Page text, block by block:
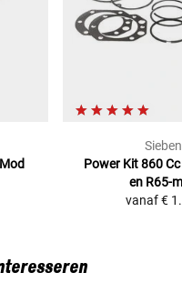
Power Kit 860
en R65-
vanaf €